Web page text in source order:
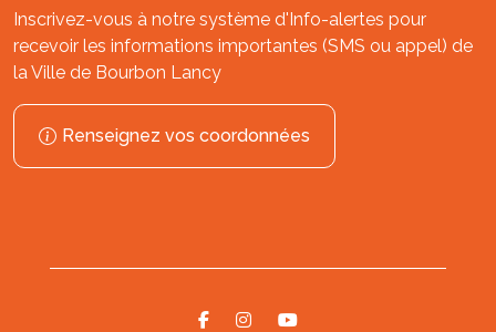
Inscrivez-vous à notre système d'Info-alertes pour
recevoir les informations importantes (SMS ou appel) de
la Ville de Bourbon Lancy
Renseignez vos coordonnées